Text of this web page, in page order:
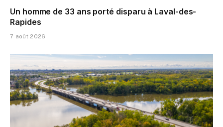
Un homme de 33 ans porté disparu à Laval-des-
Rapides
7 août 2026